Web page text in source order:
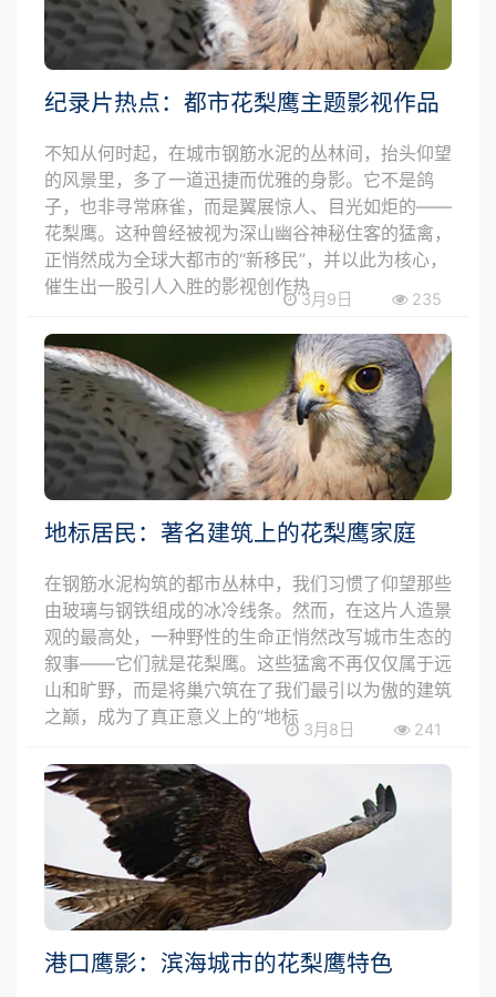
纪录片热点：都市花梨鹰主题影视作品
不知从何时起，在城市钢筋水泥的丛林间，抬头仰望
的风景里，多了一道迅捷而优雅的身影。它不是鸽
子，也非寻常麻雀，而是翼展惊人、目光如炬的——
花梨鹰。这种曾经被视为深山幽谷神秘住客的猛禽，
正悄然成为全球大都市的“新移民”，并以此为核心，
催生出一股引人入胜的影视创作热
3月9日 235
地标居民：著名建筑上的花梨鹰家庭
在钢筋水泥构筑的都市丛林中，我们习惯了仰望那些
由玻璃与钢铁组成的冰冷线条。然而，在这片人造景
观的最高处，一种野性的生命正悄然改写城市生态的
叙事——它们就是花梨鹰。这些猛禽不再仅仅属于远
山和旷野，而是将巢穴筑在了我们最引以为傲的建筑
之巅，成为了真正意义上的“地标
3月8日 241
港口鹰影：滨海城市的花梨鹰特色